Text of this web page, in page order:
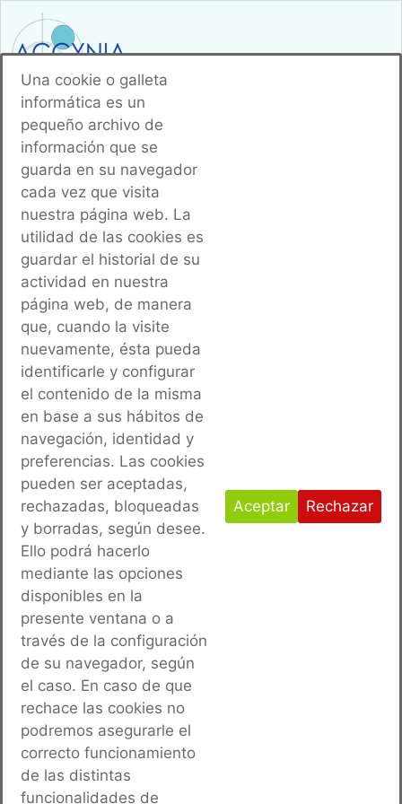
OBRA:
CONSTRUCCIÓN DE UN PREDESBASTE EN LA
RED DE SANEAMIENTO DEL CENTRO PENITENCIARIO
DE MAHÓN (MENORCA)
PROMOTOR:SECRETARIA GENERAL DE
INSTITUCIONES PENITENCIARIAS (MINISTERIO DEL
INTERIOR)
AÑO:2017
ANTERIOR
Una cookie o galleta
informática es un
pequeño archivo de
información que se
guarda en su navegador
cada vez que visita
nuestra página web. La
utilidad de las cookies es
guardar el historial de su
actividad en nuestra
página web, de manera
que, cuando la visite
nuevamente, ésta pueda
identificarle y configurar
el contenido de la misma
en base a sus hábitos de
navegación, identidad y
preferencias. Las cookies
pueden ser aceptadas,
rechazadas, bloqueadas
y borradas, según desee.
Ello podrá hacerlo
mediante las opciones
disponibles en la
presente ventana o a
través de la configuración
de su navegador, según
el caso. En caso de que
rechace las cookies no
podremos asegurarle el
correcto funcionamiento
de las distintas
funcionalidades de
Aceptar Rechazar